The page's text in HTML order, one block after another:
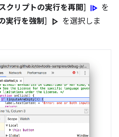
クリプトの実行を再開] resume を
実行を強制] play_arrow を選択しま